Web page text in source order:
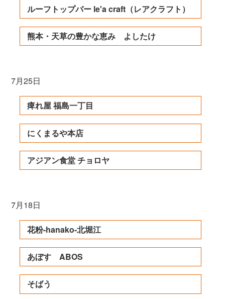
ルーフトップバー le'a craft（レアクラフト）
熊本・天草の豊かな恵み よしたけ
7月25日
痺れ屋 福島一丁目
にくまるや本店
アジアン食堂 チョロヤ
7月18日
花粉-hanako-北堀江
あぼす ABOS
そばう